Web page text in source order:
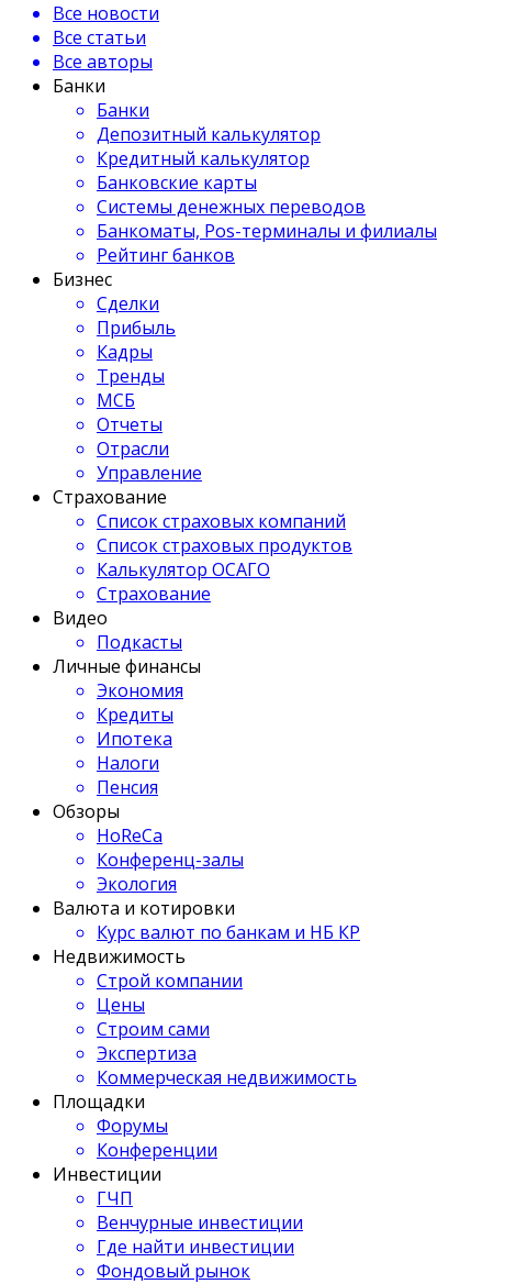
Все новости
Все статьи
Все авторы
Банки
Банки
Депозитный калькулятор
Кредитный калькулятор
Банковские карты
Системы денежных переводов
Банкоматы, Pos-терминалы и филиалы
Рейтинг банков
Бизнес
Сделки
Прибыль
Кадры
Тренды
МСБ
Отчеты
Отрасли
Управление
Страхование
Список страховых компаний
Список страховых продуктов
Калькулятор ОСАГО
Страхование
Видео
Подкасты
Личные финансы
Экономия
Кредиты
Ипотека
Налоги
Пенсия
Обзоры
HoReCa
Конференц-залы
Экология
Валюта и котировки
Курс валют по банкам и НБ КР
Недвижимость
Строй компании
Цены
Строим сами
Экспертиза
Коммерческая недвижимость
Площадки
Форумы
Конференции
Инвестиции
ГЧП
Венчурные инвестиции
Где найти инвестиции
Фондовый рынок